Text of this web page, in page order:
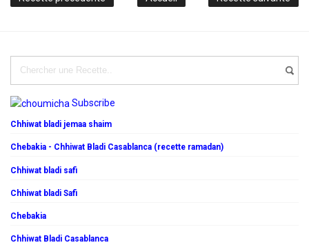
Subscribe
Chhiwat bladi jemaa shaim
Chebakia - Chhiwat Bladi Casablanca (recette ramadan)
Chhiwat bladi safi
Chhiwat bladi Safi
Chebakia
Chhiwat Bladi Casablanca